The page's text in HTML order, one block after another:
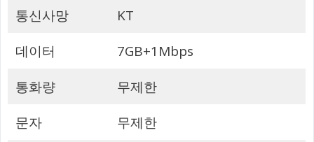
통신사망
KT
데이터
7GB+1Mbps
통화량
무제한
문자
무제한